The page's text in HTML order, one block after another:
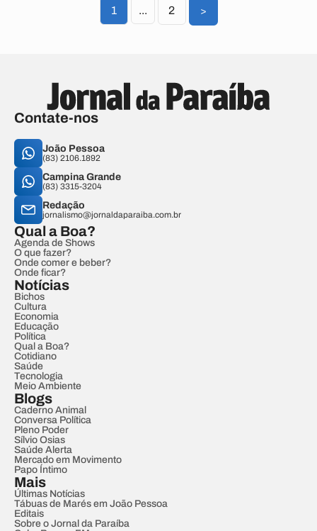
1 ... 2 >
Contate-nos
João Pessoa
(83) 2106.1892
Campina Grande
(83) 3315-3204
Redação
jornalismo@jornaldaparaiba.com.br
Qual a Boa?
Agenda de Shows
O que fazer?
Onde comer e beber?
Onde ficar?
Notícias
Bichos
Cultura
Economia
Educação
Política
Qual a Boa?
Cotidiano
Saúde
Tecnologia
Meio Ambiente
Blogs
Caderno Animal
Conversa Política
Pleno Poder
Sílvio Osias
Saúde Alerta
Mercado em Movimento
Papo Íntimo
Mais
Últimas Notícias
Tábuas de Marés em João Pessoa
Editais
Sobre o Jornal da Paraíba